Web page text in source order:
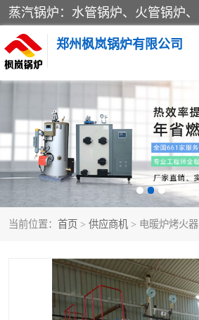
郑州枫岚锅炉有限公司
当前位置： 首页 > 供应商机 > 电暖炉烤火器